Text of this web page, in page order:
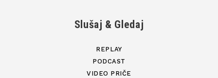
Slušaj & Gledaj
REPLAY
PODCAST
VIDEO PRIČE